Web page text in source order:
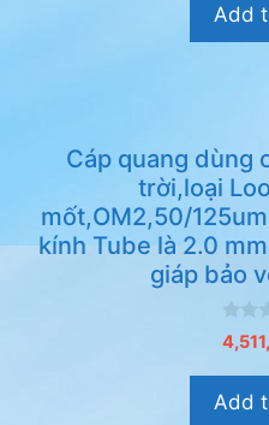
à
5
Add
Cáp quang dùng
trời,loại
mốt,OM2,50/
kính Tube là 2.0
giáp bảo
0
n
à
Add